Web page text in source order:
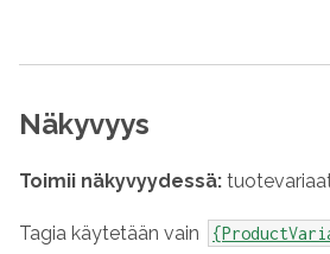
Näkyvyys
Toimii näkyvyydessä:
Tagia käytetään vain